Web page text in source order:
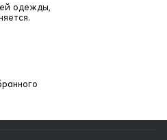
одежды,